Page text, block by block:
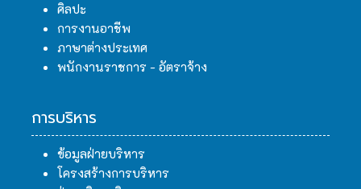
ศิลปะ
การงานอาชีพ
ภาษาต่างประเทศ
พนักงานราชการ - อัตราจ้าง
การบริหาร
ข้อมูลฝ่ายบริหาร
โครงสร้างการบริหาร